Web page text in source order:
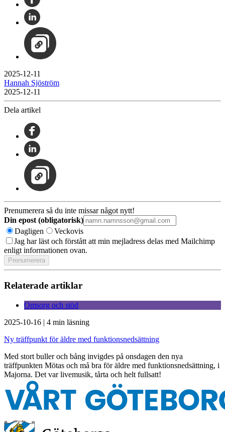
2025-12-11
Hannah Sjöström
2025-12-11
Dela artikel
Prenumerera så du inte missar något nytt!
Din epost (obligatorisk)
Dagligen
Veckovis
Jag har läst och förstått att min mejladress delas med Mailchimp
enligt informationen ovan.
Relaterade artiklar
Omsorg och stöd
2025-10-16 | 4 min läsning
Ny träffpunkt för äldre med funktionsnedsättning
Med stort buller och bång invigdes på onsdagen den nya
träffpunkten Mötas och må bra för äldre med funktionsnedsättning, i
Majorna. Det var livemusik, tårta och helt fullsatt!